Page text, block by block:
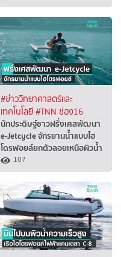
#ข่าววิทยาศาสตร์และ
เทคโนโลยี#TNN ช่อง16
นักประดิษฐ์ชาวฝรั่งเศสพัฒนา
e-Jetcycle จักรยานน้ำแบบไฮ
โดรฟอยล์ยกตัวลอยเหนือผิวน้ำ
107